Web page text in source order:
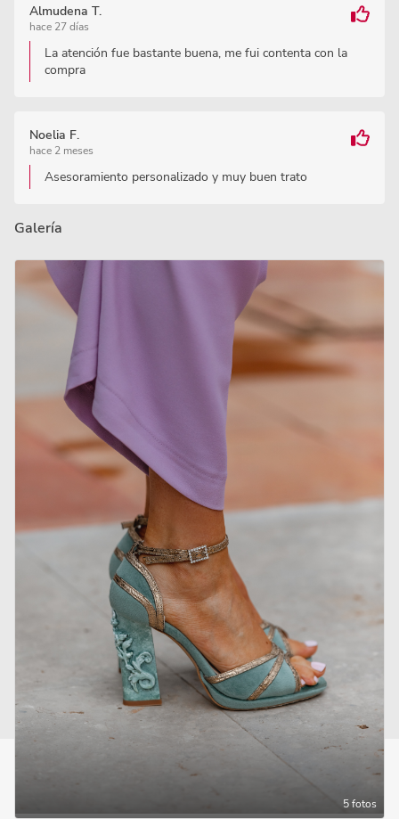
Almudena T.
hace 27 días
La atención fue bastante buena, me fui contenta con la
compra
Noelia F.
hace 2 meses
Asesoramiento personalizado y muy buen trato
Galería
5 fotos
Realizado por
Protección de datos